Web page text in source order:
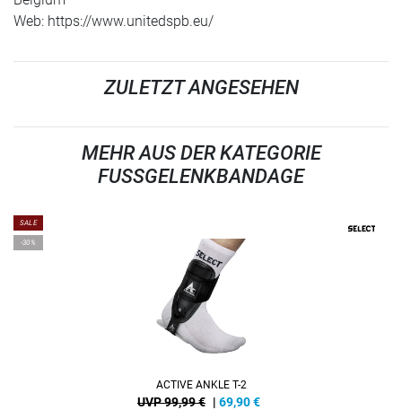
Web: https://www.unitedspb.eu/
ZULETZT ANGESEHEN
MEHR AUS DER KATEGORIE
FUSSGELENKBANDAGE
SALE
-30%
ACTIVE ANKLE T-2
UVP 99,99 € | 69,90€